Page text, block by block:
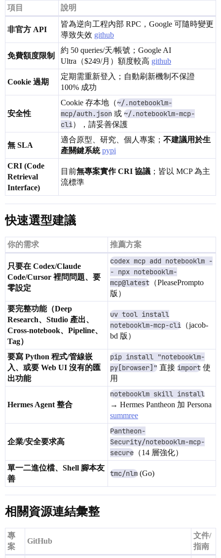
項目 說明
非官方 API
皆為逆向工程內部 RPC，Google 可隨時變更
導致失效 github
免費額度限制
約 50 queries/天/帳號；Google AI
Ultra（$249/月）額度較高 github
Cookie 過期
定期需重新登入；自動刷新機制不保證
100% 成功
安全性
Cookie 存本地（~/.notebooklm-
mcp/auth.json 或 ~/.notebooklm-mcp-
cli），請妥善保護
無 SLA
適合原型、研究、個人專案； 不建議用於生
產關鍵系統 pypi
CRI (Code
Retrieval
Interface)
目前無專案實作 CRI 協議 ；皆以 MCP 為主
流標準
快速選型建議
你的需求 推薦方案
只要在 Codex/Claude
Code/Cursor 裡問問題、要
零設定
codex mcp add notebooklm -
- npx notebooklm-
mcp@latest （PleasePrompto
版）
要完整功能（Deep
Research、Studio 產出、
Cross-notebook、Pipeline、
Tag）
uv tool install
notebooklm-mcp-cli （jacob-
bd 版）
要寫 Python 程式/管線嵌
入、或要 Web UI 沒有的匯
出功能
pip install "notebooklm-
py[browser]" 直接 import 使
用
Hermes Agent 整合
notebooklm skill install
→ Hermes Pantheon 加 Persona
summree
企業/安全要求高
Pantheon-
Security/notebooklm-mcp-
secure （14 層強化）
單一二進位檔、Shell 腳本友
善
tmc/nlm (Go)
相關資源連結彙整
專
案
GitHub
文件/
指南